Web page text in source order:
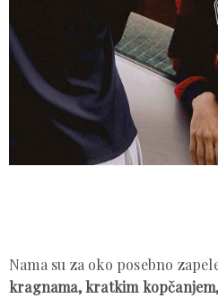
Nama su za oko posebno
kragnama, kratkim